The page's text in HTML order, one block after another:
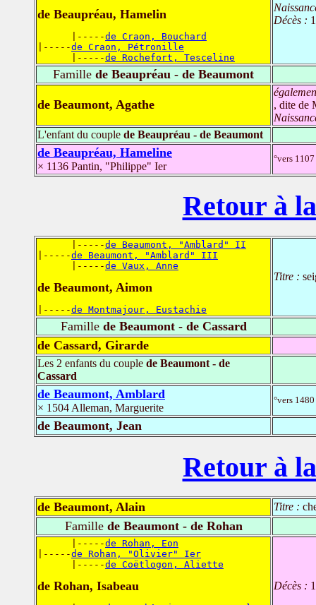
de Beaupréau, Hamelin
      |-----
de Craon, Bouchard
|-----de Craon, Pétronille
      |-----
de Rochefort, Tesceline
Décès :
Famille de Beaupréau - de Beaumont
de Beaumont, Agathe
, dite de
L'enfant du couple de Beaupréau - de Beaumont
de Beaupréau, Hameline
× 1136 Pantin, "Philippe" Ier
°vers
Retour à
      |-----
de Beaumont, "Amblard" II
|-----de Beaumont, "Amblard" III
      |-----
de Vaux, Anne
de Beaumont, Aimon
|-----de Montmajour, Eustachie
Titre :
Famillede Beaumont - de Cassard
de Cassard, Girarde
Les 2 enfants du couple de Beaumont - de
Cassard
de Beaumont, Amblard
× 1504 Alleman, Marguerite
°vers
de Beaumont, Jean
Retour à
de Beaumont, Alain Titre :
Famillede Beaumont - de Rohan
      |-----
de Rohan, Eon
|-----de Rohan, "Olivier" Ier
      |-----
de Coëtlogon, Aliette
de Rohan, Isabeau Décès :